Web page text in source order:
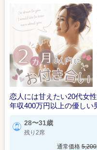
恋人には甘えたい20代女
年収400万円以上の優しい
28〜31歳
残り2席
通常価格 5,200